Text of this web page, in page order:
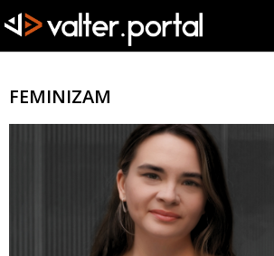
FEMINIZAM